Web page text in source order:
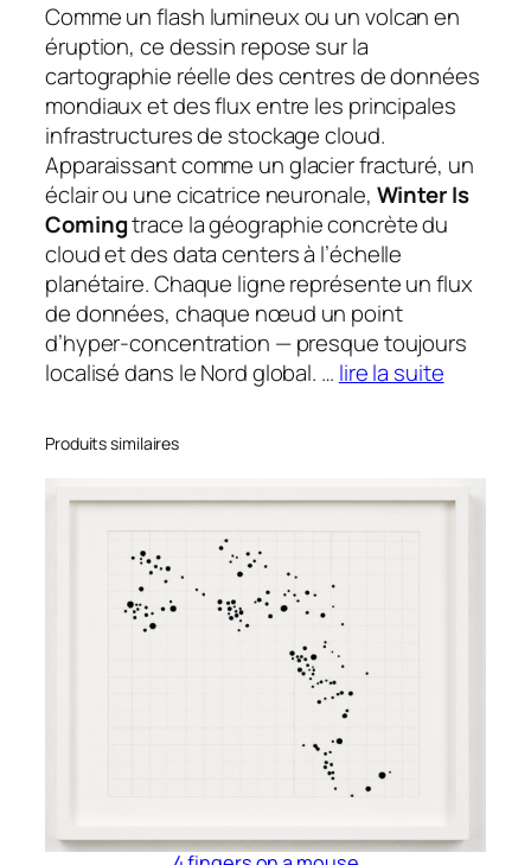
n
g
Comme un flash lumineux ou un volcan en
éruption, ce dessin repose sur la
cartographie réelle des centres de données
mondiaux et des flux entre les principales
infrastructures de stockage cloud.
Apparaissant comme un glacier fracturé, un
éclair ou une cicatrice neuronale, Winter Is
Comingtrace la géographie concrète du
cloud et des data centers à l’échelle
planétaire. Chaque ligne représente un flux
de données, chaque nœud un point
d’hyper-concentration — presque toujours
localisé dans le Nord global. … lire la suite
Produits similaires